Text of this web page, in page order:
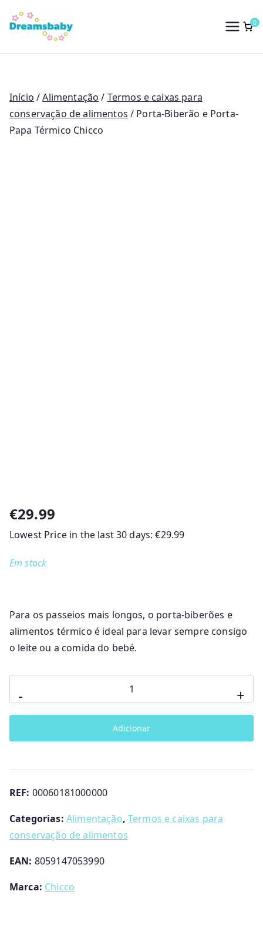
para
conteúdo
Dreams Baby
0
Início /Alimentação / Termos e caixas para
conservação de alimentos / Porta-Biberão e Porta-
Papa Térmico Chicco
€29.99
Lowest Price in the last 30 days:€29.99
Para os passeios mais longos, o porta-biberões e
alimentos térmico é ideal para levar sempre consigo
o leite ou a comida do bebé.
Em stock
-
de
Porta-
Térmico
Chicco
+
Adicionar
REF: 00060181000000
Categorias: Alimentação,Termos e caixas para
conservação de alimentos
EAN: 8059147053990
Marca: Chicco